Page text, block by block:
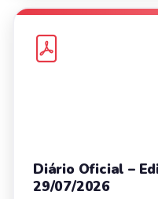
Diário Oficial –
29/07/2026